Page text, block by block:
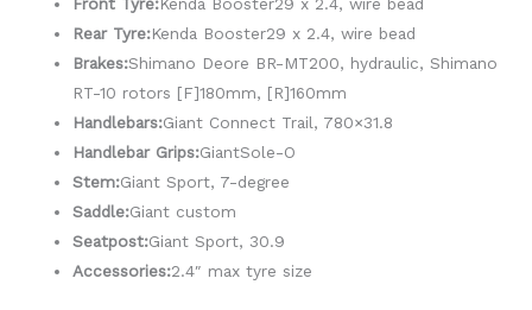
Rear Tyre:Kenda Booster29 x 2.4, wire bead
Brakes:Shimano Deore BR-MT200, hydraulic, Shimano
RT-10 rotors [F]180mm, [R]160mm
Handlebars:Giant Connect Trail, 780×31.8
Handlebar Grips:GiantSole-O
Stem:Giant Sport, 7-degree
Saddle:Giant custom
Seatpost:Giant Sport, 30.9
Accessories:2.4″ max tyre size